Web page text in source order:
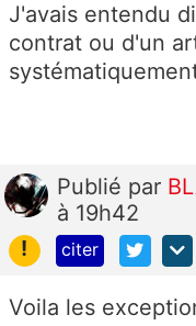
J'avais entendu
contrat ou d'un
Publié par
à 19h42
!
citer
Voila les